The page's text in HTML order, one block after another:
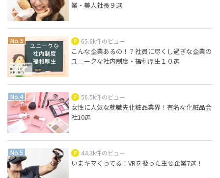
業・美人社長９選
65.6k件のビュー
こんな企業あるの！？社員に尽くし過ぎな企業の
ユニークな社内制度・福利厚生１０選
56.5k件のビュー
女性に人気な就職先化粧品業界！有名な化粧品会
社10選
44.3k件のビュー
いまキマくってる！VRを扱った主要企業7選！